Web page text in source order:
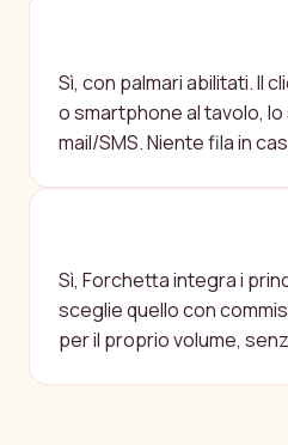
Sì, con palmari abilitati. Il
o smartphone al tavolo,
mail/SMS. Niente fila in
Sì, Forchetta integra i
sceglie quello con
per il proprio volume,